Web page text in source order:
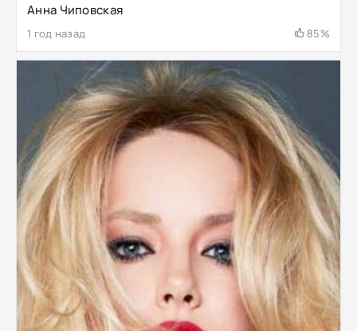
Анна Чиповская
1 год назад 85%